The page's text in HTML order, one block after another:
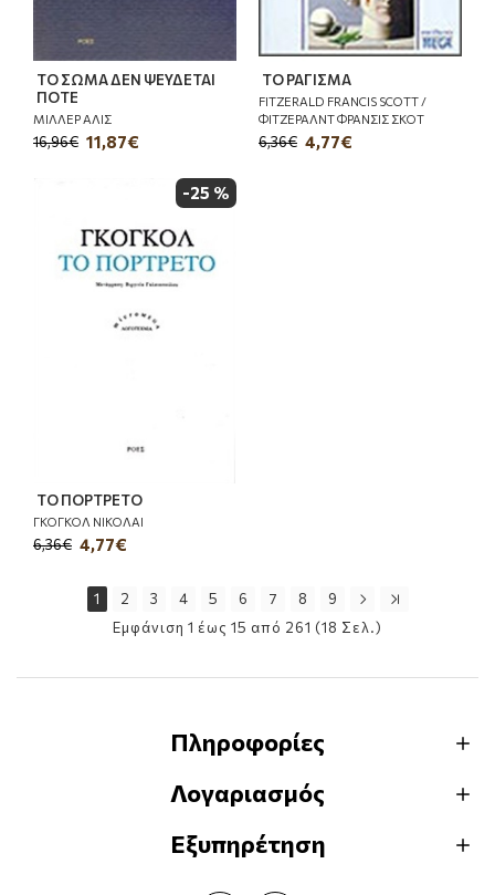
ΤΟ ΣΩΜΑ ΔΕΝ ΨΕΥΔΕΤΑΙ
ΠΟΤΕ
ΜΙΛΛΕΡ ΑΛΙΣ
11,87€
16,96€
ΤΟ ΡΑΓΙΣΜΑ
FITZERALD FRANCIS SCOTT /
ΦΙΤΖΕΡΑΛΝΤ ΦΡΑΝΣΙΣ ΣΚΟΤ
4,77€
6,36€
-25 %
ΤΟ ΠΟΡΤΡΕΤΟ
ΓΚΟΓΚΟΛ ΝΙΚΟΛΑΙ
4,77€
6,36€
1 2 3 4 5 6 7 8
9
Εμφάνιση 1 έως 15 από 261 (18 Σελ.)
Πληροφορίες
Λογαριασμός
Εξυπηρέτηση